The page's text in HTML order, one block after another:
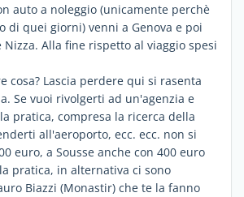
auto a noleggio (unicamente perchè
di quei giorni) venni a Genova e poi
Nizza. Alla fine rispetto al viaggio spesi
cosa? Lascia perdere qui si rasenta
Se vuoi rivolgerti ad un'agenzia e
pratica, compresa la ricerca della
all'aeroporto, ecc. ecc. non si
euro, a Sousse anche con 400 euro
pratica, in alternativa ci sono
Biazzi (Monastir) che te la fanno